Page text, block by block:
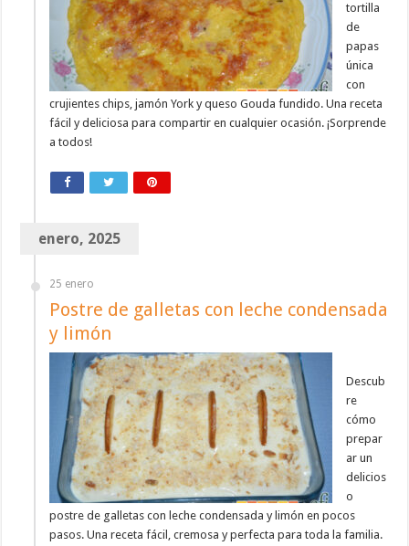
tortilla
de
papas
única
con
crujientes chips, jamón York y queso Gouda fundido. Una receta
fácil y deliciosa para compartir en cualquier ocasión. ¡Sorprende
a todos!
enero, 2025
25 enero
Postre de galletas con leche condensada
y limón
Descub
re
cómo
prepar
ar un
delicios
o
postre de galletas con leche condensada y limón en pocos
pasos. Una receta fácil, cremosa y perfecta para toda la familia.